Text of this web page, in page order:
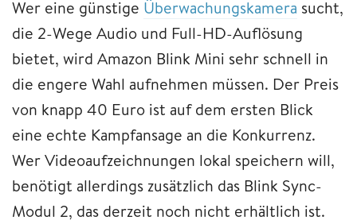
Wer eine günstige Überwachungskamera sucht,
die 2-Wege Audio und Full-HD-Auflösung
bietet, wird Amazon Blink Mini sehr schnell in
die engere Wahl aufnehmen müssen. Der Preis
von knapp 40 Euro ist auf dem ersten Blick
eine echte Kampfansage an die Konkurrenz.
Wer Videoaufzeichnungen lokal speichern will,
benötigt allerdings zusätzlich das Blink Sync-
Modul 2, das derzeit noch nicht erhältlich ist.